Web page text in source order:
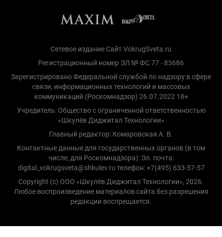
Сетевое издание Сайт VokrugSveta.ru
Регистрационный номер ЭЛ № ФС 77 - 83686
Зарегистрировано Федеральной службой по надзору в сфере
связи, информационных технологий и массовых
коммуникаций (Роскомнадзор) 26.07.2022 18+
Учредитель: Общество с ограниченной ответственностью
«Шкулёв Диджитал Технологии»
Главный редактор: Комаровская А. В.
Контактные данные для государственных органов (в том
числе, для Роскомнадзора): Эл. почта:
digital_vokrugsveta@shkulev.ru телефон: +7(495) 633-57-57
Copyright (с) ООО «Шкулёв Диджитал Технологии», 2026.
Любое воспроизведение материалов сайта без разрешения
редакции воспрещается.